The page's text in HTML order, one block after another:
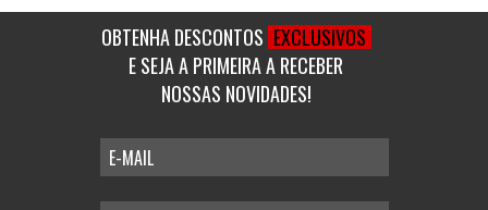
OBTENHA DESCONTOS EXCLUSIVOS
E SEJA A PRIMEIRA A RECEBER
NOSSAS NOVIDADES!